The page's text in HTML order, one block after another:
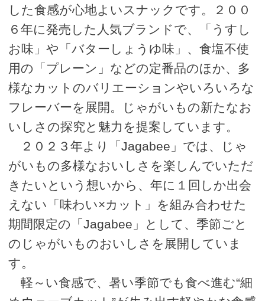
した食感が心地よいスナックです。２００
６年に発売した人気ブランドで、「うすし
お味」や「バターしょうゆ味」、食塩不使
用の「プレーン」などの定番品のほか、多
様なカットのバリエーションやいろいろな
フレーバーを展開。じゃがいもの新たなお
いしさの探究と魅力を提案しています。
２０２３年より「Jagabee」では、じゃ
がいもの多様なおいしさを楽しんでいただ
きたいという想いから、年に１回しか出会
えない「味わい×カット」を組み合わせた
期間限定の「Jagabee」として、季節ごと
のじゃがいものおいしさを展開していま
す。
軽～い食感で、暑い季節でも食べ進む“細